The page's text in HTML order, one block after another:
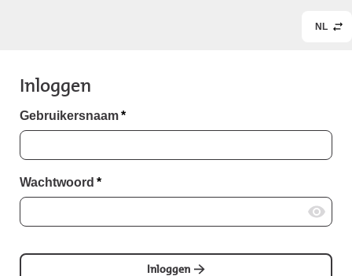
NL
Inloggen
Gebruikersnaam*
Wachtwoord *
Inloggen